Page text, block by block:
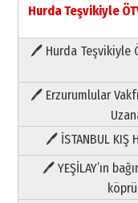
Hurda Teşvikiyle
🖊 Hurda Teşvikiyle
🖊 Erzurumlular
🖊 İSTANBUL KIŞ
🖊 YEŞİLAY’ın
Paranın Aile
03 Ağustos 2026 Pazartesi
09 Temmuz